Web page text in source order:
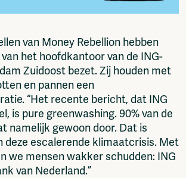
van Money Rebellion hebben
het hoofdkantoor van de ING-
Zuidoost bezet. Zij houden met
en pannen een
“Het recente bericht, dat ING
is pure greenwashing. 90% van de
namelijk gewoon door. Dat is
deze escalerende klimaatcrisis. Met
we mensen wakker schudden: ING
van Nederland.”